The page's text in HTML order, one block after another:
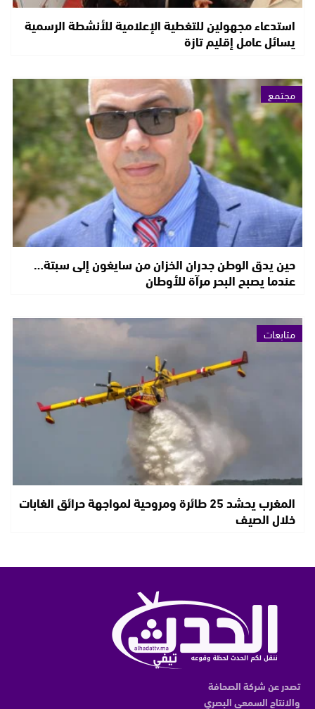
استدعاء مجهولين للتغطية الإعلامية للأنشطة الرسمية
يسائل عامل إقليم تازة
مجتمع
حين يدق الوطن جدران الخزان من سايغون إلى سبتة…
عندما يصبح البحر مرآة للأوطان
متابعات
المغرب يحشد 25 طائرة ومروحية لمواجهة حرائق الغابات
خلال الصيف
تصدر عن شركة الصحافة
والانتاج السمعي البصري